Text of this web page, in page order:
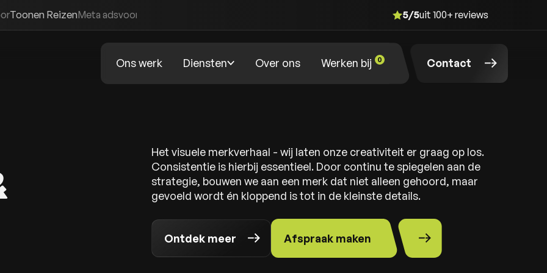
Meta adsvoorBistrobar Bankoh Full-service marketing voorJames Horeca
5/5uit 100+ reviews
Ons werk Diensten Over ons Werken bij 0 Contact
Het visuele merkverhaal - wij laten onze creativiteit er graag op los.
Consistentie is hierbij essentieel. Door continu te spiegelen aan de
strategie, bouwen we aan een merk dat niet alleen gehoord, maar
gevoeld wordt én kloppend is tot in de kleinste details.
Ontdek meer Afspraak maken